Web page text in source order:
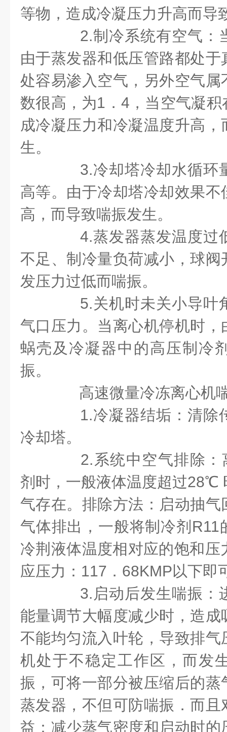
等物，造成冷凝压力升高而导
2.制冷系统有空气：
由于蒸发器和低压管路都处
处容易渗入空气，另外空气
数很高，为1．4，当空气凝
成冷凝压力和冷凝温度升高
生。
3.冷却塔冷却水循环
高等。由于冷却塔冷却效果
高，而导致喘振发生。
4.蒸发器蒸发温度过
不足、制冷量负荷减小，球
发压力过低而喘振。
5.关机时未关小导叶
气口压力。当离心机停机时
蜗壳及冷凝器中的高压制冷
振。
高速微量冷冻离心机
1.冷凝器结垢：清除
冷却塔。
2.系统中空气排除：
剂时，一般液体温度超过28℃
气存在。排除方法：启动抽
气体排出，一般将制冷剂R11
冷荆液体温度相对应的饱和
应压力：117．68KMP以下即
3.启动后发生喘振：
能量调节大幅度减少时，造
不能均匀流入叶轮，导致排
机处于不稳定工作区，而发
振，可将一部分被压缩后的
蒸发器，不但可防喘振．而
益：减少蒸气密度和启动时